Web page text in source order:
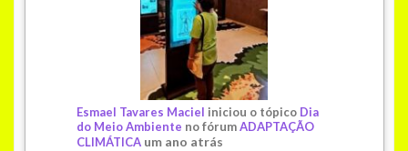
Esmael Tavares Maciel iniciou o tópico Dia
do Meio Ambiente no fórumADAPTAÇÃO
CLIMÁTICA um ano atrás